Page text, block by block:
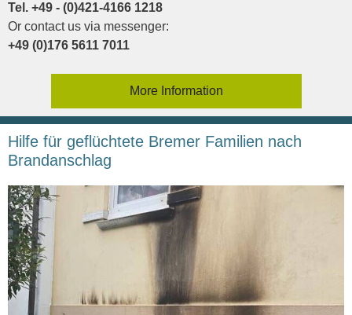
Tel. +49 - (0)421-4166 1218
Or contact us via messenger:
+49 (0)176 5611 7011
More Information
Hilfe für geflüchtete Bremer Familien nach
Brandanschlag